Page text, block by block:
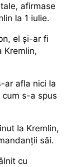
afirmase
la 1 iulie.
el şi-ar fi
Kremlin,
ar afla nici la
s-a spus
la Kremlin,
săi.
cu